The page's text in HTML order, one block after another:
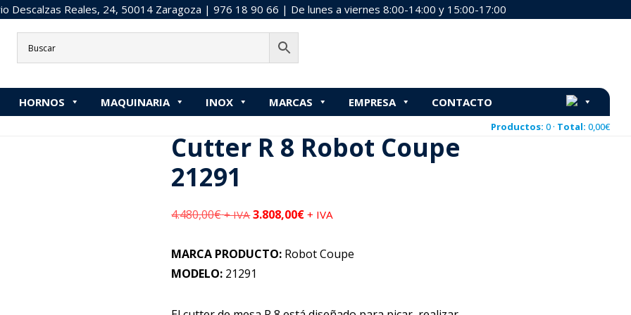
Descalzas Reales, 24, 50014 Zaragoza | 976 18 90 66 | De lunes a viernes 8:00-14:00 y 15:00-17:00
HORNOS MAQUINARIA INOX MARCAS EMPRESA CONTACTO
Productos: 0 · Total: 0,00€
Inicio»Cutter»Cutter R 8 Robot Coupe 21291
está aquí: Inicio MAQUINARIA Cutter R 8 Robot Coupe 21291
Cutter R 8 Robot Coupe
21291
4.480,00€ + IVA 3.808,00€ + IVA
MARCA PRODUCTO: Robot Coupe
MODELO: 21291